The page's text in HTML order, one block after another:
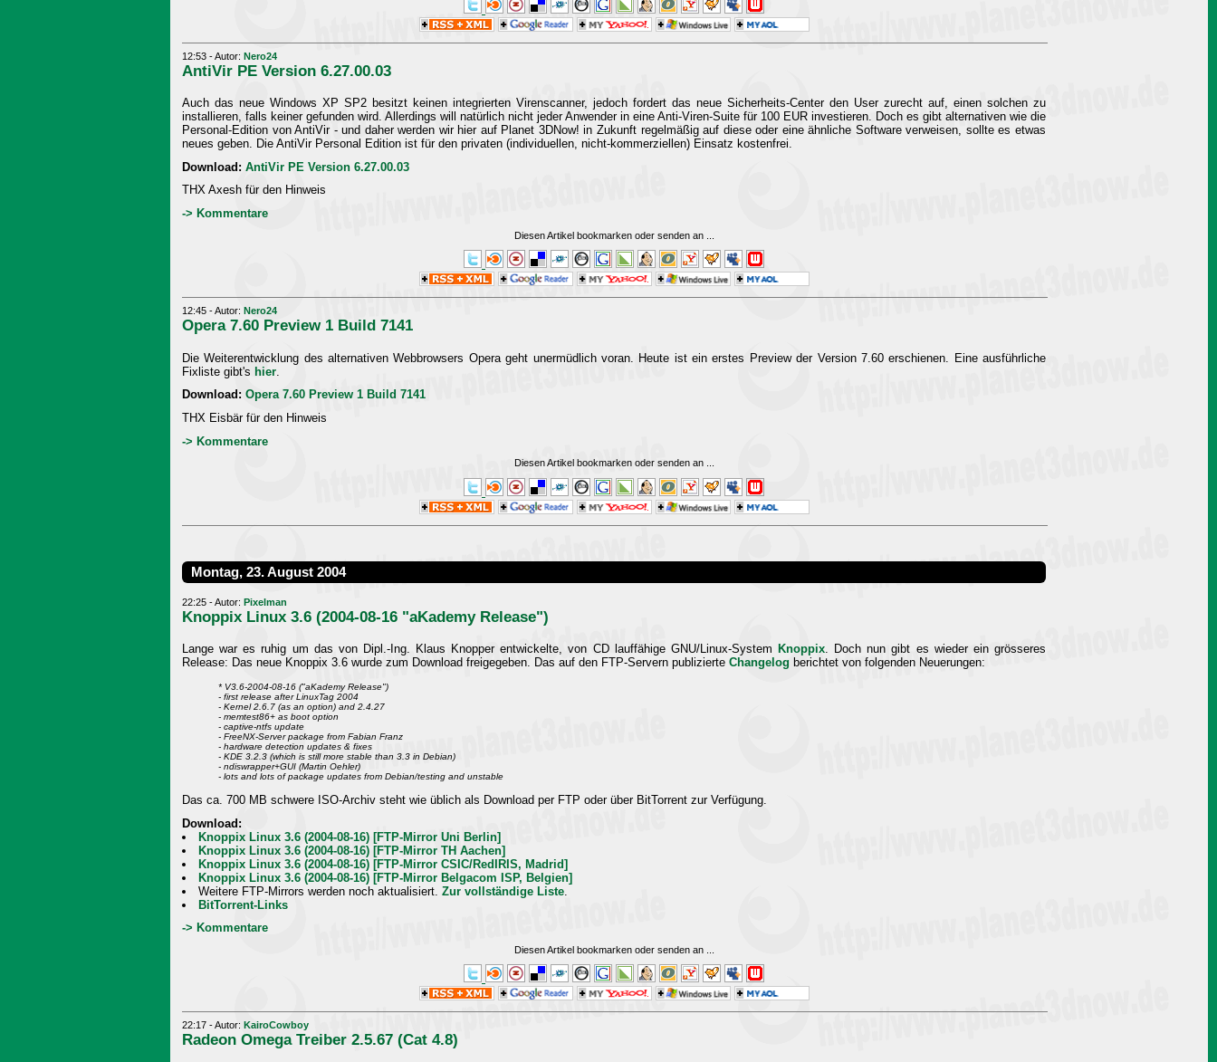
12:53 - Autor: Nero24
AntiVir PE Version 6.27.00.03
Auch das neue Windows XP SP2 besitzt keinen integrierten Virenscanner, jedoch fordert das neue Sicherheits-Center den User zurecht auf, einen solchen zu
installieren, falls keiner gefunden wird. Allerdings will natürlich nicht jeder Anwender in eine Anti-Viren-Suite für 100 EUR investieren. Doch es gibt alternativen wie die
Personal-Edition von AntiVir - und daher werden wir hier auf Planet 3DNow! in Zukunft regelmäßig auf diese oder eine ähnliche Software verweisen, sollte es etwas
neues geben. Die AntiVir Personal Edition ist für den privaten (individuellen, nicht-kommerziellen) Einsatz kostenfrei.
Download: AntiVir PE Version 6.27.00.03
THX Axesh für den Hinweis
-> Kommentare
Diesen Artikel bookmarken oder senden an
12:45 - Autor: Nero24
Opera 7.60 Preview 1 Build 7141
Die Weiterentwicklung des alternativen Webbrowsers Opera geht unermüdlich voran. Heute ist ein erstes Preview der Version 7.60 erschienen. Eine ausführliche
Fixliste gibt's hier
Download: Opera 7.60 Preview 1 Build 7141
THX Eisbär für den Hinweis
-> Kommentare
Diesen Artikel bookmarken oder senden an
Montag, 23. August 2004
22:25 - Autor: Pixelman
Knoppix Linux 3.6 (2004-08-16 "aKademy Release")
Lange war es ruhig um das von Dipl.-Ing. Klaus Knopper entwickelte, von CD lauffähige GNU/Linux-System Knoppix. Doch nun gibt es wieder ein grösseres
Release: Das neue Knoppix 3.6 wurde zum Download freigegeben. Das auf den FTP-Servern publizierte Changelog berichtet von folgenden Neuerungen:
* V3.6-2004-08-16 ("aKademy Release")
- first release after LinuxTag 2004
- Kernel 2.6.7 (as an option) and 2.4.27
- memtest86+ as boot option
- captive-ntfs update
- FreeNX-Server package from Fabian Franz
- hardware detection updates & fixes
- KDE 3.2.3 (which is still more stable than 3.3 in Debian)
- ndiswrapper+GUI (Martin Oehler)
- lots and lots of package updates from Debian/testing and unstable
Das ca. 700 MB schwere ISO-Archiv steht wie üblich als Download per FTP oder über BitTorrent zur Verfügung.
Download:
Knoppix Linux 3.6 (2004-08-16) [FTP-Mirror Uni Berlin]
Knoppix Linux 3.6 (2004-08-16) [FTP-Mirror TH Aachen]
Knoppix Linux 3.6 (2004-08-16) [FTP-Mirror CSIC/RedIRIS, Madrid]
Knoppix Linux 3.6 (2004-08-16) [FTP-Mirror Belgacom ISP, Belgien]
Weitere FTP-Mirrors werden noch aktualisiert.Zur vollständige Liste
BitTorrent-Links
-> Kommentare
Diesen Artikel bookmarken oder senden an
22:17 - Autor: KairoCowboy
Radeon Omega Treiber 2.5.67 (Cat 4.8)